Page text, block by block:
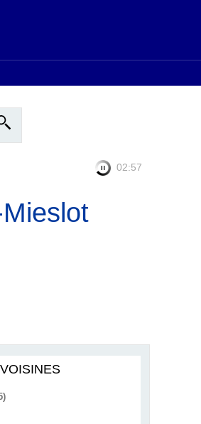
02:56